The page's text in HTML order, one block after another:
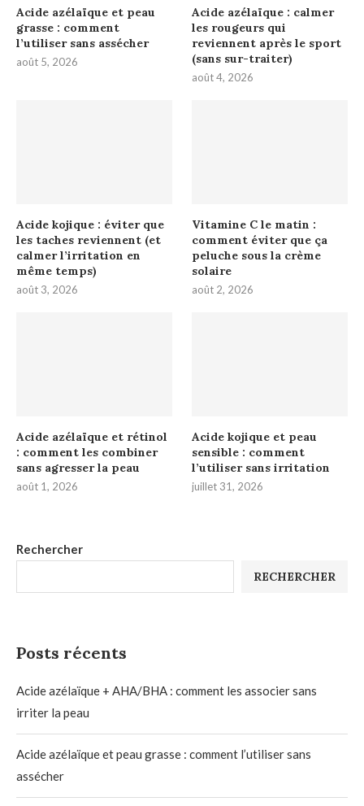
Rechercher
RECHERCHER
Posts récents
Acide azélaïque + AHA/BHA : comment les associer sans
irriter la peau
Acide azélaïque et peau grasse : comment l’utiliser sans
assécher
Acide azélaïque et peau
grasse : comment
l’utiliser sans assécher
août 5, 2026
Acide azélaïque : calmer
les rougeurs qui
reviennent après le sport
(sans sur-traiter)
août 4, 2026
Acide kojique : éviter que
les taches reviennent (et
calmer l’irritation en
même temps)
août 3, 2026
Vitamine C le matin :
comment éviter que ça
peluche sous la crème
solaire
août 2, 2026
Acide azélaïque et rétinol
: comment les combiner
sans agresser la peau
août 1, 2026
Acide kojique et peau
sensible : comment
l’utiliser sans irritation
juillet 31, 2026